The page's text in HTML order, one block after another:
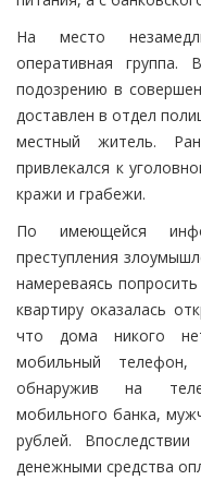
На место
оперативная
подозрению в
доставлен в отдел
местный житель.
привлекался к
кражи и грабежи.
По имеющейся
преступления
намереваясь
квартиру оказалась
что дома никого
мобильный
обнаружив на
мобильного банка,
рублей.
денежными средства